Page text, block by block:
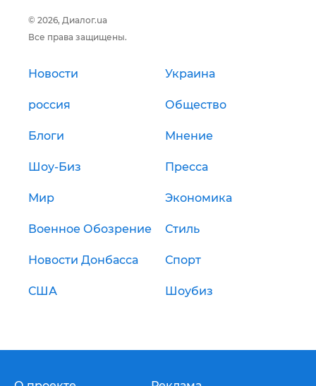
© 2026, Диалог.ua
Все права защищены.
Новости Украина
россия Общество
Блоги Мнение
Шоу-Биз Пресса
Мир Экономика
Военное Обозрение Стиль
Новости Донбасса Спорт
США Шоубиз